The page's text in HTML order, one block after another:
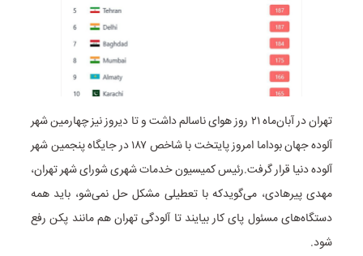
تهران در آبان‌ماه ۲۱ روز هوای ناسالم داشت و تا دیروز نیز چهارمین شهر
آلوده جهان بود‌اما امروز پایتخت با شاخص ۱۸۷ در جایگاه پنجمین شهر
آلوده دنیا قرار گرفت.رئیس کمیسیون خدمات شهری شورای شهر تهران،
مهدی پیرهادی، می‌گویدکه با تعطیلی مشکل حل نمی‌شو، باید همه
دستگاه‌های مسئول پای کار بیایند تا آلودگی تهران هم مانند پکن رفع
شود.